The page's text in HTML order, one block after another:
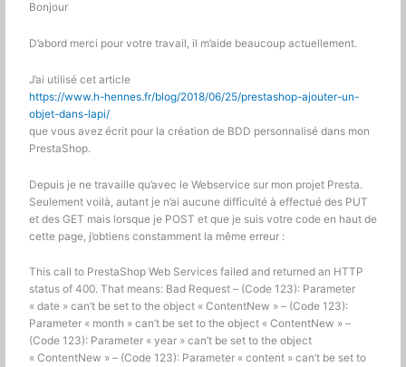
Bonjour
D’abord merci pour votre travail, il m’aide beaucoup actuellement.
J’ai utilisé cet article
https://www.h-hennes.fr/blog/2018/06/25/prestashop-ajouter-un-
objet-dans-lapi/
que vous avez écrit pour la création de BDD personnalisé dans mon
PrestaShop.
Depuis je ne travaille qu’avec le Webservice sur mon projet Presta.
Seulement voilà, autant je n’ai aucune difficulté à effectué des PUT
et des GET mais lorsque je POST et que je suis votre code en haut de
cette page, j’obtiens constamment la même erreur :
This call to PrestaShop Web Services failed and returned an HTTP
status of 400. That means: Bad Request – (Code 123): Parameter
« date » can’t be set to the object « ContentNew » – (Code 123):
Parameter « month » can’t be set to the object « ContentNew » –
(Code 123): Parameter « year » can’t be set to the object
« ContentNew » – (Code 123): Parameter « content » can’t be set to